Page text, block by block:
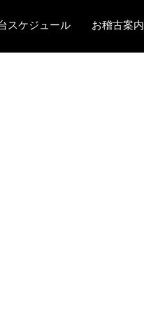
スケジュール お稽古案内